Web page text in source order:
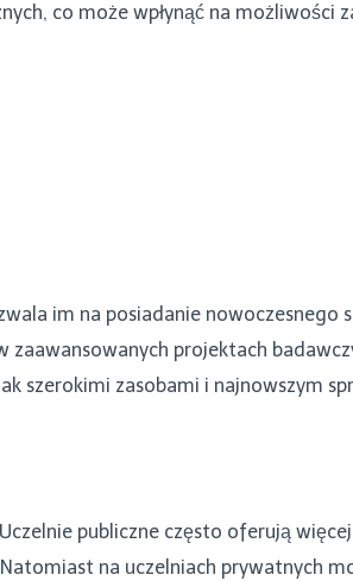
co może wpłynąć na możliwości
im na posiadanie nowoczesnego
projektach
szerokimi zasobami i najnowszym
publiczne często oferują
na uczelniach prywatnych